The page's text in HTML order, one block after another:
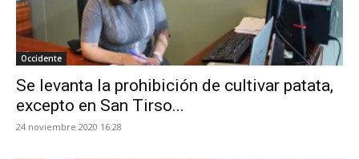
Occidente
Se levanta la prohibición de cultivar patata,
excepto en San Tirso...
24 noviembre 2020 16:28